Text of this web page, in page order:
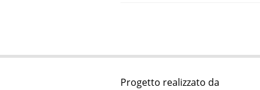
Progetto realizzato da